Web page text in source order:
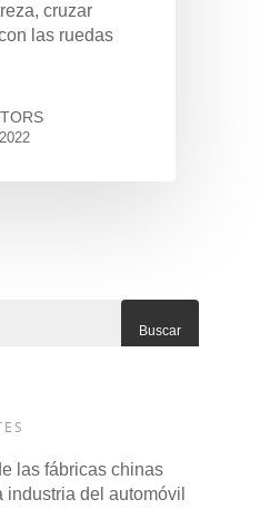
cruzar
las ruedas
las fábricas chinas
industria del automóvil
GAMA
DFSK 600